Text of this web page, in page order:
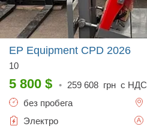
EP Equipment CPD 2026
10
5 800 $ • 259 608 грн с НДС
без пробега
Электро